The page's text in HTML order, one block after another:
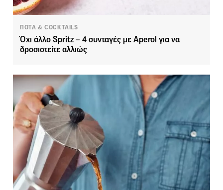
ΠΟΤΑ & COCKTAILS
Όχι άλλο Spritz – 4 συνταγές με Aperol για να
δροσιστείτε αλλιώς